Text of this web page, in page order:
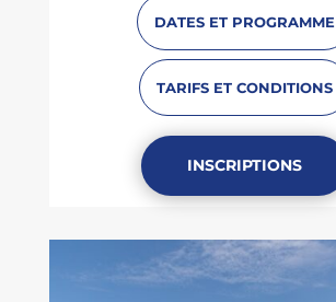
DATES ET PROGRAMME
TARIFS ET CONDITIONS
INSCRIPTIONS